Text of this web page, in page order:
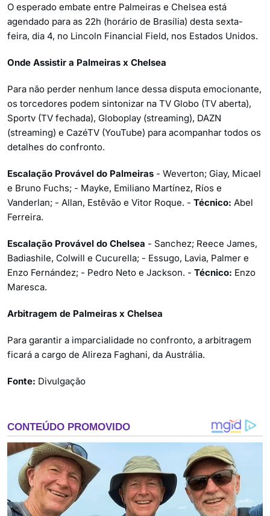
O esperado embate entre Palmeiras e Chelsea está
agendado para as 22h (horário de Brasília) desta sexta-
feira, dia 4, no Lincoln Financial Field, nos Estados Unidos.
Onde Assistir a Palmeiras x Chelsea
Para não perder nenhum lance dessa disputa emocionante,
os torcedores podem sintonizar na TV Globo (TV aberta),
Sportv (TV fechada), Globoplay (streaming), DAZN
(streaming) e CazéTV (YouTube) para acompanhar todos os
detalhes do confronto.
Escalação Provável do Palmeiras - Weverton; Giay, Micael
e Bruno Fuchs; - Mayke, Emiliano Martínez, Ríos e
Vanderlan; - Allan, Estêvão e Vitor Roque. - Técnico: Abel
Ferreira.
Escalação Provável do Chelsea - Sanchez; Reece James,
Badiashile, Colwill e Cucurella; - Essugo, Lavia, Palmer e
Enzo Fernández; - Pedro Neto e Jackson. - Técnico: Enzo
Maresca.
Arbitragem de Palmeiras x Chelsea
Para garantir a imparcialidade no confronto, a arbitragem
ficará a cargo de Alireza Faghani, da Austrália.
Fonte: Divulgação